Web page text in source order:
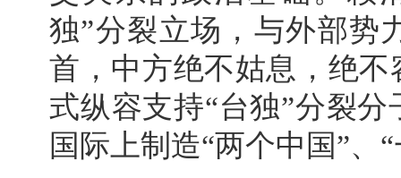
独”分裂立场，与外部势
首，中方绝不姑息，绝
式纵容支持“台独”分裂
国际上制造“两个中国”、